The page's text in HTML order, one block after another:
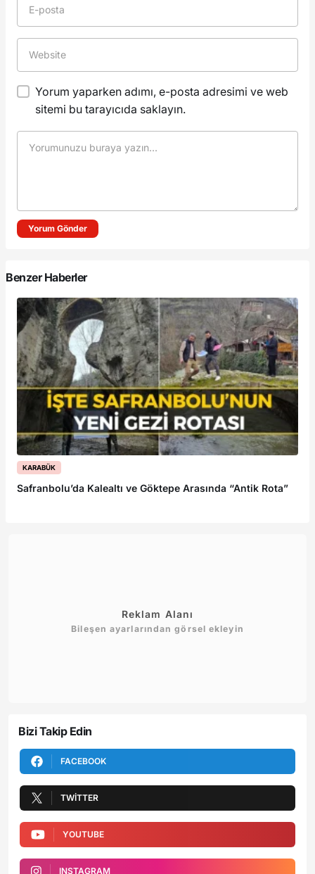
Yorum yaparken adımı, e-posta adresimi ve web
sitemi bu tarayıcıda saklayın.
Yorum Gönder
Benzer Haberler
KARABÜK
Safranbolu’da Kalealtı ve Göktepe Arasında “Antik Rota”
Reklam Alanı
Bileşen ayarlarından görsel ekleyin
Bizi Takip Edin
FACEBOOK
TWITTER
YOUTUBE
INSTAGRAM